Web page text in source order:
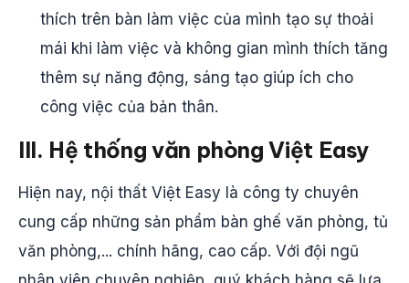
thích trên bàn làm việc của mình tạo sự thoải
mái khi làm việc và không gian mình thích tăng
thêm sự năng động, sáng tạo giúp ích cho
công việc của bản thân.
III. Hệ thống văn phòng Việt Easy
Hiện nay, nội thất Việt Easy là công ty chuyên
cung cấp những sản phẩm bàn ghế văn phòng, tủ
văn phòng,... chính hãng, cao cấp. Với đội ngũ